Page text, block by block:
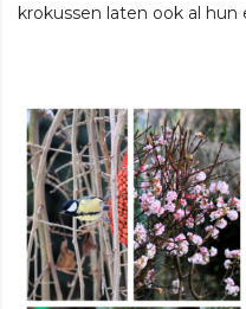
krokussen laten ook al